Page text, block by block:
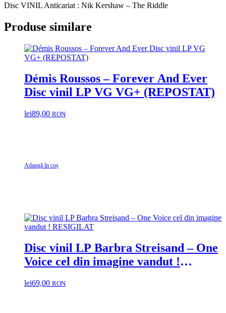
Disc VINIL Anticariat : Nik Kershaw – The Riddle
Produse similare
Démis Roussos – Forever And Ever
Disc vinil LP VG VG+ (REPOSTAT)
lei89,00 RON
Adaugă în coș
Disc vinil LP Barbra Streisand – One
Voice cel din imagine vandut !
lei69,00 RON